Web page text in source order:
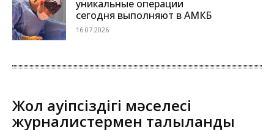
уникальные операции
сегодня выполняют в АМКБ
16.07.2026